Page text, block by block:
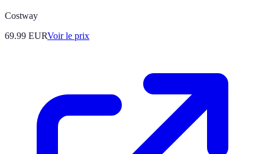
Costway
69.99 EURVoir le prix